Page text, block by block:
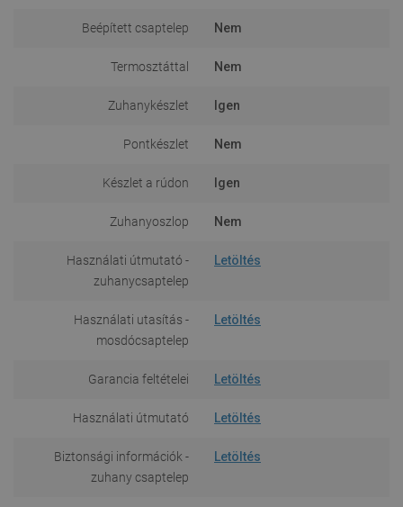
Beépített csaptelep Nem
Termosztáttal Nem
Zuhanykészlet Igen
Pontkészlet Nem
Készlet a rúdon Igen
Zuhanyoszlop Nem
Használati útmutató -
zuhanycsaptelep
Letöltés
Használati utasítás -
mosdócsaptelep
Letöltés
Garancia feltételei Letöltés
Használati útmutató Letöltés
Biztonsági információk -
zuhany csaptelep
Letöltés